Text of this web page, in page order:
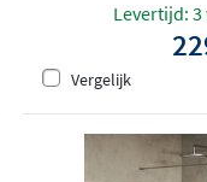
Levertijd:
Vergelijk